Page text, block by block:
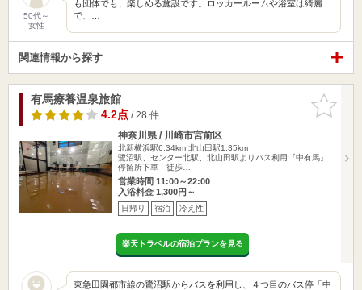
50代～
女性
も団体でも、楽しめる施設です。ロッカールームや浴室は綺麗
で、…
関連情報から探す
お気に入
りに追加
有馬療養温泉旅館
4.2点/ 28 件
神奈川県 / 川崎市宮前区
北新横浜駅6.34km 北山田駅1.35km
鷺沼駅、センター北駅、北山田駅よりバス利用『中有馬』
停留所下車 徒歩…
営業時間 11:00～22:00
入浴料金 1,300円～
日帰り 宿泊 冷え性
楽天トラベルの宿泊プランを見る
東急田園都市線の鷺沼駅からバスを利用し、４つ目のバス停「中